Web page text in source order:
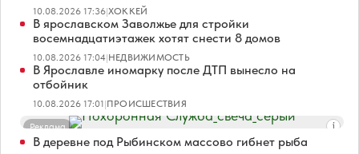
10.08.2026 17:36|ХОККЕЙ
В ярославском Заволжье для стройки
восемнадцатиэтажек хотят снести 8 домов
10.08.2026 17:04|НЕДВИЖИМОСТЬ
В Ярославле иномарку после ДТП вынесло на
отбойник
10.08.2026 17:01|ПРОИСШЕСТВИЯ
Реклама
В деревне под Рыбинском массово гибнет рыба